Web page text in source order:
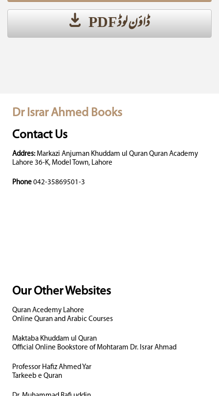
ڈاؤن لوڈ PDF
Dr Israr Ahmed Books
Contact Us
Addres: Markazi Anjuman Khuddam ul Quran Quran Academy
Lahore 36-K, Model Town, Lahore
Phone 042-35869501-3
Our Other Websites
Quran Acedemy Lahore
Online Quran and Arabic Courses
Maktaba Khuddam ul Quran
Official Online Bookstore of Mohtaram Dr. Israr Ahmad
Professor Hafiz Ahmed Yar
Tarkeeb e Quran